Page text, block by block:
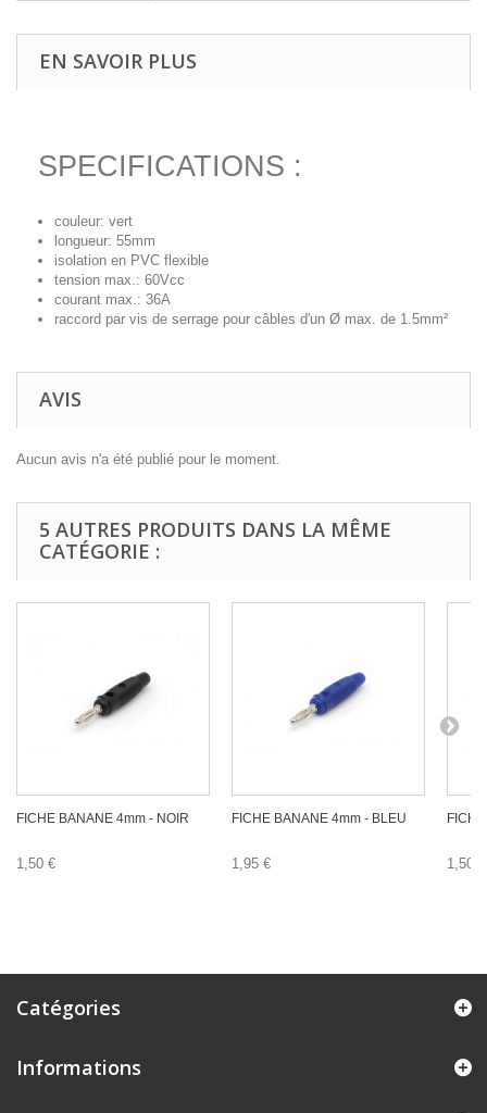
EN SAVOIR PLUS
SPECIFICATIONS :
couleur: vert
longueur: 55mm
isolation en PVC flexible
tension max.: 60Vcc
courant max.: 36A
raccord par vis de serrage pour câbles d'un Ø max. de 1.5mm²
AVIS
Aucun avis n'a été publié pour le moment.
5 AUTRES PRODUITS DANS LA MÊME
CATÉGORIE :
FICHE BANANE 4mm - NOIR
1,50 €
FICHE BANANE 4mm - BLEU
1,95 € 1,50 €
Catégories
Informations